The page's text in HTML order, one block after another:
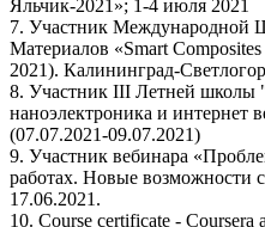
Яльчик-2021»; 1-4 июля 2021
7. Участник Международной
Материалов «Smart
2021). Калининград-
8. Участник III Летней школы
наноэлектроника и
(07.07.2021-09.07.2021)
9. Участник вебинара
работах. Новые возможности
17.06.2021.
10. Course certificate - Coursera